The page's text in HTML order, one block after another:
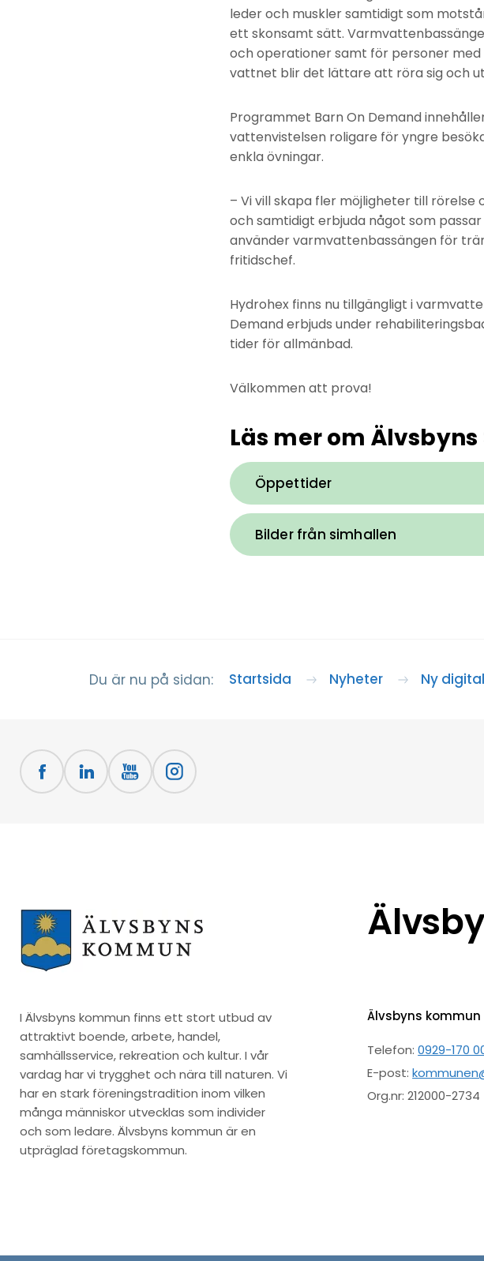
leder och muskler samtidigt som
ett skonsamt sätt.
och operationer samt för personer
vattnet blir det lättare att röra sig och
Programmet Barn On Demand
vattenvistelsen roligare för yngre
enkla övningar.
– Vi vill skapa fler möjligheter till
och samtidigt erbjuda något som
använder varmvattenbassängen för
fritidschef.
Hydrohex finns nu tillgängligt i
Demand erbjuds under
tider för allmänbad.
Välkommen att prova!
Läs mer om
Öppettider
Bilder från simhallen
Du är nu på sidan: Startsida Nyheter Ny
I Älvsbyns kommun finns ett stort utbud av
attraktivt boende, arbete, handel,
samhällsservice, rekreation och kultur. I vår
vardag har vi trygghet och nära till naturen. Vi
har en stark föreningstradition inom vilken
många människor utvecklas som individer
och som ledare. Älvsbyns kommun är en
utpräglad företagskommun.
Älvsbyns kommun
Telefon:0929-170
E-post:
Org.nr: 212000-2734